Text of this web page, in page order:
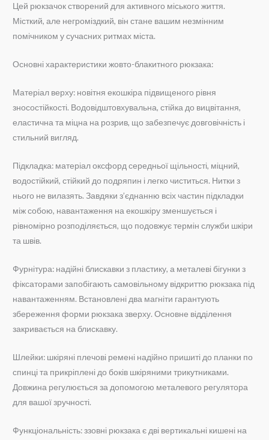
Цей рюкзачок створений для активного міського життя.
Місткий, але негроміздкий, він стане вашим незмінним
помічником у сучасних ритмах міста.
Основні характеристики жовто-блакитного рюкзака:
Матеріал верху: новітня екошкіра підвищеного рівня
зносостійкості. Водовідштовхувальна, стійка до вицвітання,
еластична та міцна на розрив, що забезпечує довговічність і
стильний вигляд.
Підкладка: матеріал оксфорд середньої щільності, міцний,
водостійкий, стійкий до подряпин і легко чиститься. Нитки з
нього не вилазять. Завдяки з’єднанню всіх частин підкладки
між собою, навантаження на екошкіру зменшується і
рівномірно розподіляється, що подовжує термін служби шкіри
та швів.
Фурнітура: надійні блискавки з пластику, а металеві бігунки з
фіксаторами запобігають самовільному відкриттю рюкзака під
навантаженням. Встановлені два магніти гарантують
збереження форми рюкзака зверху. Основне відділення
закривається на блискавку.
Шлейки: шкіряні плечові ремені надійно пришиті до планки по
спинці та прикріплені до боків шкіряними трикутниками.
Довжина регулюється за допомогою металевого регулятора
для вашої зручності.
Функціональність: ззовні рюкзака є дві вертикальні кишені на